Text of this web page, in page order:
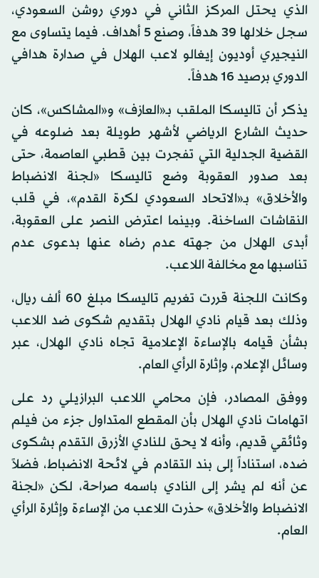
الذي يحتل المركز الثاني في دوري روشن السعودي،
سجل خلالها 39 هدفاً، وصنع 5 أهداف. فيما يتساوى مع
النيجيري أوديون إيغالو لاعب الهلال في صدارة هدافي
الدوري برصيد 16 هدفاً.
يذكر أن تاليسكا الملقب بـ«العازف» و«المشاكس»، كان
حديث الشارع الرياضي لأشهر طويلة بعد ضلوعه في
القضية الجدلية التي تفجرت بين قطبي العاصمة، حتى
بعد صدور العقوبة وضع تاليسكا «لجنة الانضباط
والأخلاق» بـ«الاتحاد السعودي لكرة القدم»، في قلب
النقاشات الساخنة. وبينما اعترض النصر على العقوبة،
أبدى الهلال من جهته عدم رضاه عنها بدعوى عدم
تناسبها مع مخالفة اللاعب.
وكانت اللجنة قررت تغريم تاليسكا مبلغ 60 ألف ريال،
وذلك بعد قيام نادي الهلال بتقديم شكوى ضد اللاعب
بشأن قيامه بالإساءة الإعلامية تجاه نادي الهلال، عبر
وسائل الإعلام، وإثارة الرأي العام.
ووفق المصادر، فإن محامي اللاعب البرازيلي رد على
اتهامات نادي الهلال بأن المقطع المتداول جزء من فيلم
وثائقي قديم، وأنه لا يحق للنادي الأزرق التقدم بشكوى
ضده، استناداً إلى بند التقادم في لائحة الانضباط، فضلاً
عن أنه لم يشر إلى النادي باسمه صراحة، لكن «لجنة
الانضباط والأخلاق» حذرت اللاعب من الإساءة وإثارة الرأي
العام.